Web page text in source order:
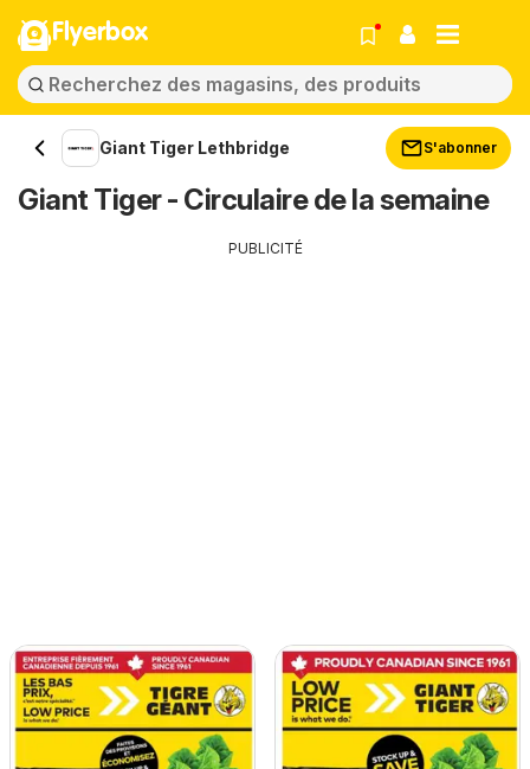
Flyerbox
Giant Tiger Lethbridge S'abonner
Giant Tiger - Circulaire de la semaine
PUBLICITÉ